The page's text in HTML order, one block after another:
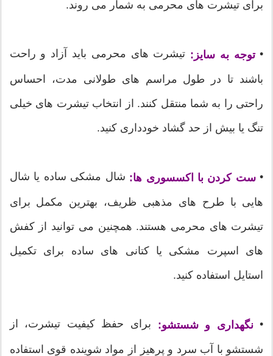
برای تیشرت های محرمی به شمار می روند.
•توجه به سایز: تیشرت های محرمی باید آزاد و راحت
باشند تا در طول مراسم های طولانی مدت، احساس
راحتی را به شما منتقل کنند. از انتخاب تیشرت های خیلی
تنگ یا بیش از حد گشاد خودداری کنید.
•ست کردن با اکسسوری ها: شال مشکی ساده یا شال
هایی با طرح های مذهبی ظریف، بهترین مکمل برای
تیشرت های محرمی هستند. همچنین می توانید از کفش
های اسپرت مشکی یا کتانی های ساده برای تکمیل
استایل استفاده کنید.
•نگهداری و شستشو: برای حفظ کیفیت تیشرت، از
شستشو با آب سرد و پرهیز از مواد شوینده قوی استفاده